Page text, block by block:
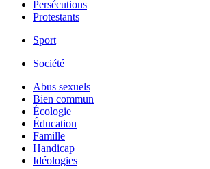
Persécutions
Protestants
Sport
Société
Abus sexuels
Bien commun
Écologie
Éducation
Famille
Handicap
Idéologies